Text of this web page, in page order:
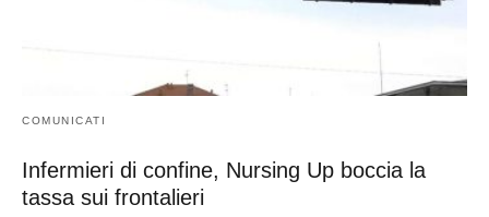
COMUNICATI
Infermieri di confine, Nursing Up boccia la
tassa sui frontalieri